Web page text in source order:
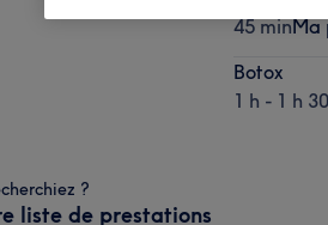
45 minMa
Botox
1 h - 1 h
?
liste de prestations